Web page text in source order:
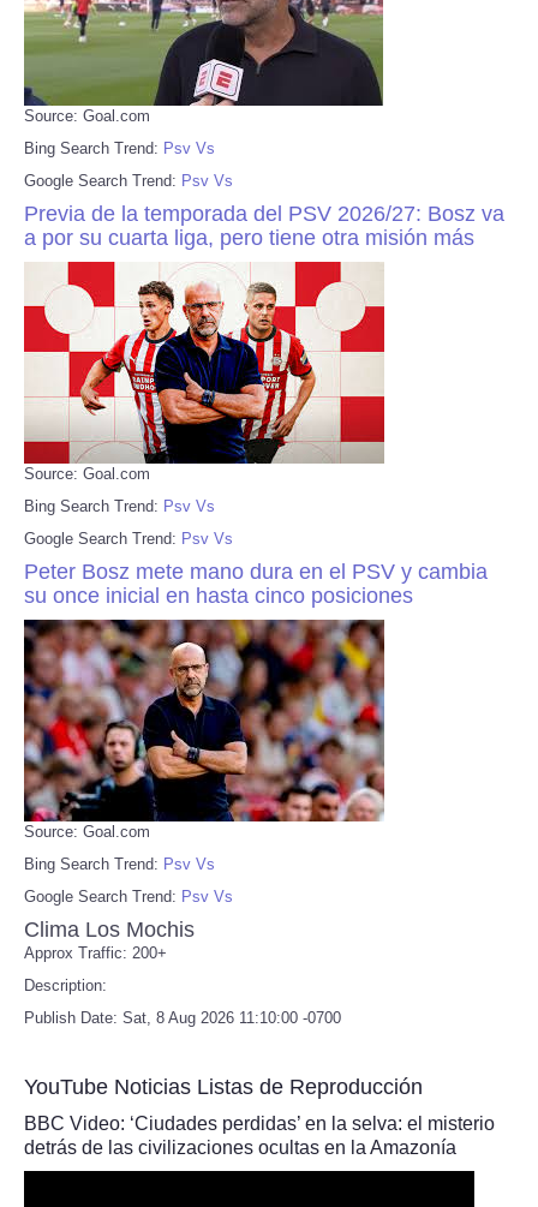
Source: Goal.com
Bing Search Trend: Psv Vs
Google Search Trend: Psv Vs
Previa de la temporada del PSV 2026/27: Bosz va
a por su cuarta liga, pero tiene otra misión más
Source: Goal.com
Bing Search Trend: Psv Vs
Google Search Trend: Psv Vs
Peter Bosz mete mano dura en el PSV y cambia
su once inicial en hasta cinco posiciones
Source: Goal.com
Bing Search Trend: Psv Vs
Google Search Trend: Psv Vs
Clima Los Mochis
Approx Traffic: 200+
Description:
Publish Date: Sat, 8 Aug 2026 11:10:00 -0700
YouTube Noticias Listas de Reproducción
BBC Video: ‘Ciudades perdidas’ en la selva: el misterio
detrás de las civilizaciones ocultas en la Amazonía